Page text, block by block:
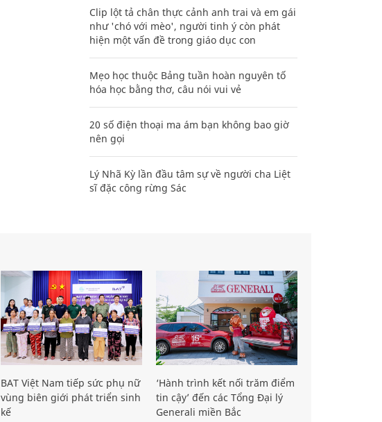
Clip lột tả chân thực cảnh anh trai và em gái
như 'chó với mèo', người tinh ý còn phát
hiện một vấn đề trong giáo dục con
Mẹo học thuộc Bảng tuần hoàn nguyên tố
hóa học bằng thơ, câu nói vui vẻ
20 số điện thoại ma ám bạn không bao giờ
nên gọi
Lý Nhã Kỳ lần đầu tâm sự về người cha Liệt
sĩ đặc công rừng Sác
BAT Việt Nam tiếp sức phụ nữ
vùng biên giới phát triển sinh
kế
‘Hành trình kết nối trăm điểm
tin cậy’ đến các Tổng Đại lý
Generali miền Bắc